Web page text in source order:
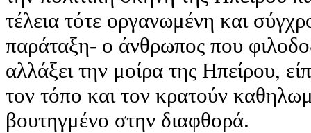
τέλεια τότε οργανωμένη και
παράταξη- ο άνθρωπος που
αλλάξει την μοίρα της Ηπείρου,
τον τόπο και τον κρατούν
βουτηγμένο στην διαφθορά.